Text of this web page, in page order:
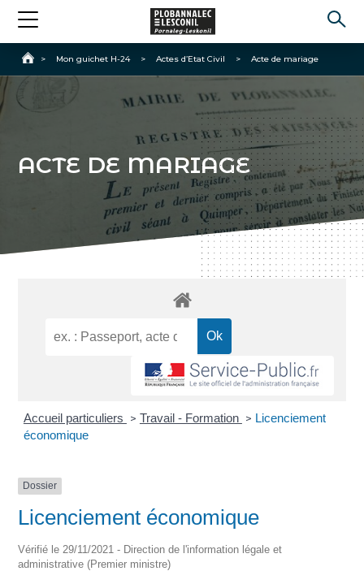
Accueil
> Mon guichet H-24 > Actes d’Etat Civil > Acte de mariage
ACTE DE MARIAGE
Accueil particuliers > Travail - Formation > Licenciement
économique
Dossier
Licenciement économique
Vérifié le 29/11/2021 - Direction de l'information légale et
administrative (Premier ministre)